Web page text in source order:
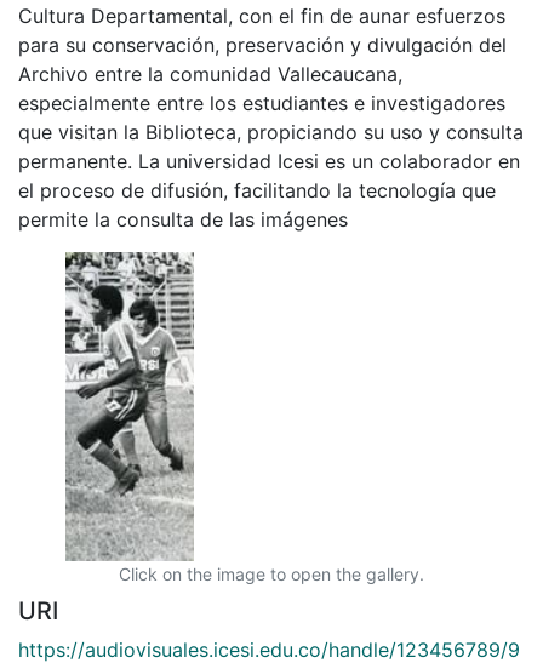
Cultura Departamental, con el fin de aunar esfuerzos
para su conservación, preservación y divulgación del
Archivo entre la comunidad Vallecaucana,
especialmente entre los estudiantes e investigadores
que visitan la Biblioteca, propiciando su uso y consulta
permanente. La universidad Icesi es un colaborador en
el proceso de difusión, facilitando la tecnología que
permite la consulta de las imágenes
Click on the image to open the gallery.
URI
https://audiovisuales.icesi.edu.co/handle/123456789/9